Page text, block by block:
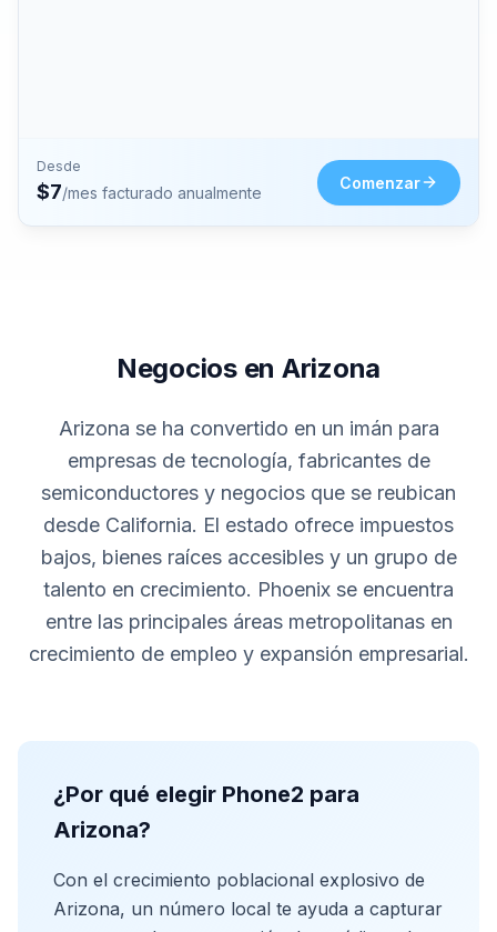
Desde
$7/mes facturado anualmente
Comenzar
Negocios en Arizona
Arizona se ha convertido en un imán para
empresas de tecnología, fabricantes de
semiconductores y negocios que se reubican
desde California. El estado ofrece impuestos
bajos, bienes raíces accesibles y un grupo de
talento en crecimiento. Phoenix se encuentra
entre las principales áreas metropolitanas en
crecimiento de empleo y expansión empresarial.
¿Por qué elegir Phone2 para
Arizona?
Con el crecimiento poblacional explosivo de
Arizona, un número local te ayuda a capturar